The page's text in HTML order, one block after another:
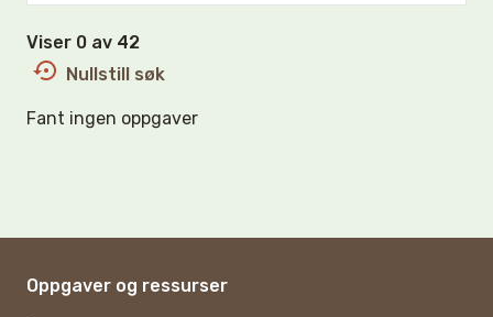
Viser 0 av 42
Nullstill søk
Fant ingen oppgaver
Oppgaver og ressurser